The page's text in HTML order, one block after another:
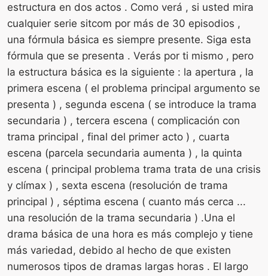
estructura en dos actos . Como verá , si usted mira
cualquier serie sitcom por más de 30 episodios ,
una fórmula básica es siempre presente. Siga esta
fórmula que se presenta . Verás por ti mismo , pero
la estructura básica es la siguiente : la apertura , la
primera escena ( el problema principal argumento se
presenta ) , segunda escena ( se introduce la trama
secundaria ) , tercera escena ( complicación con
trama principal , final del primer acto ) , cuarta
escena (parcela secundaria aumenta ) , la quinta
escena ( principal problema trama trata de una crisis
y clímax ) , sexta escena (resolución de trama
principal ) , séptima escena ( cuanto más cerca ...
una resolución de la trama secundaria ) .Una el
drama básica de una hora es más complejo y tiene
más variedad, debido al hecho de que existen
numerosos tipos de dramas largas horas . El largo